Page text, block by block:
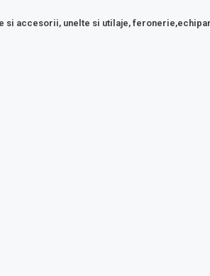
si accesorii, unelte si utilaje,